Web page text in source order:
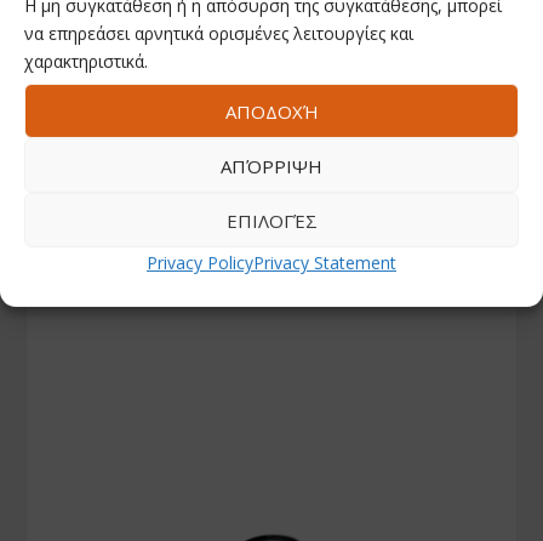
Η μη συγκατάθεση ή η απόσυρση της συγκατάθεσης, μπορεί
να επηρεάσει αρνητικά ορισμένες λειτουργίες και
χαρακτηριστικά.
ΑΠΟΔΟΧΉ
ΑΠΌΡΡΙΨΗ
ΕΠΙΛΟΓΈΣ
Privacy PolicyPrivacy Statement